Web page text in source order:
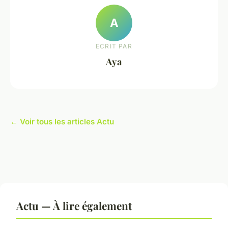
A
ECRIT PAR
Aya
← Voir tous les articles Actu
Actu — À lire également